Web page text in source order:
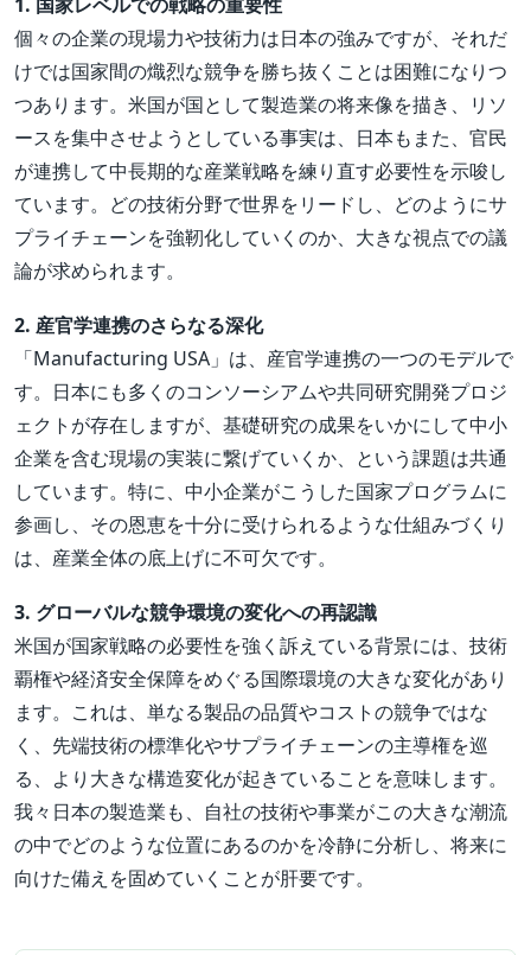
個々の企業の現場力や技術力は日本の強みですが、それだ
けでは国家間の熾烈な競争を勝ち抜くことは困難になりつ
つあります。米国が国として製造業の将来像を描き、リソ
ースを集中させようとしている事実は、日本もまた、官民
が連携して中長期的な産業戦略を練り直す必要性を示唆し
ています。どの技術分野で世界をリードし、どのようにサ
プライチェーンを強靭化していくのか、大きな視点での議
論が求められます。
2. 産官学連携のさらなる深化
「Manufacturing USA」は、産官学連携の一つのモデルで
す。日本にも多くのコンソーシアムや共同研究開発プロジ
ェクトが存在しますが、基礎研究の成果をいかにして中小
企業を含む現場の実装に繋げていくか、という課題は共通
しています。特に、中小企業がこうした国家プログラムに
参画し、その恩恵を十分に受けられるような仕組みづくり
は、産業全体の底上げに不可欠です。
3. グローバルな競争環境の変化への再認識
米国が国家戦略の必要性を強く訴えている背景には、技術
覇権や経済安全保障をめぐる国際環境の大きな変化があり
ます。これは、単なる製品の品質やコストの競争ではな
く、先端技術の標準化やサプライチェーンの主導権を巡
る、より大きな構造変化が起きていることを意味します。
我々日本の製造業も、自社の技術や事業がこの大きな潮流
の中でどのような位置にあるのかを冷静に分析し、将来に
向けた備えを固めていくことが肝要です。